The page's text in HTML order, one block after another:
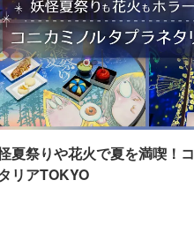
夏祭りや花火で夏を満喫！
リアTOKYO